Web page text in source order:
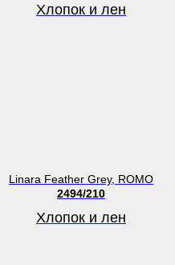
Хлопок и лен
Linara Feather Grey, ROMO
2494/210
Хлопок и лен